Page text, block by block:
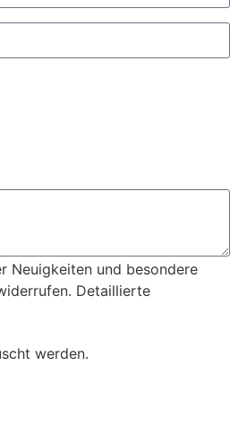
Neuigkeiten und besondere
Detaillierte
werden.